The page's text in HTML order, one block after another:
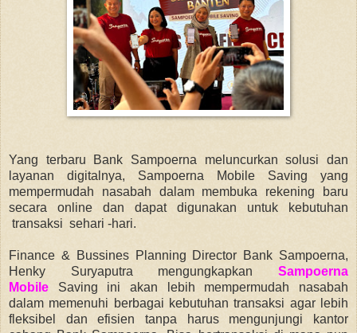
Yang terbaru Bank Sampoerna meluncurkan solusi dan
layanan digitalnya, Sampoerna Mobile Saving yang
mempermudah nasabah dalam membuka rekening baru
secara online dan dapat digunakan untuk kebutuhan
transaksi sehari -hari.
Finance & Bussines Planning Director Bank Sampoerna,
Henky Suryaputra mengungkapkan Sampoerna
Mobile Saving ini akan lebih mempermudah nasabah
dalam memenuhi berbagai kebutuhan transaksi agar lebih
fleksibel dan efisien tanpa harus mengunjungi kantor